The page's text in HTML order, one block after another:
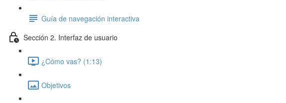
Guía de navegación interactiva
Sección 2. Interfaz de usuario
¿Cómo vas? (1:13)
Objetivos